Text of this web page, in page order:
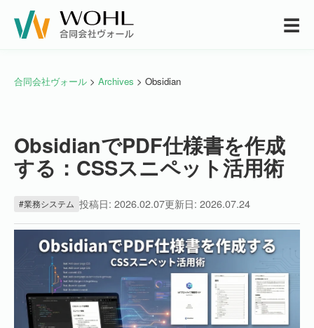
☰
合同会社ヴォール > Archives > Obsidian
ObsidianでPDF仕様書を作成
する：CSSスニペット活用術
#業務システム 投稿日: 2026.02.07更新日: 2026.07.24